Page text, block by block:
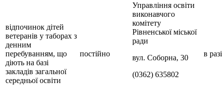
відпочинок дітей
ветеранів у таборах з
денним
перебуванням, що
діють на базі
закладів загальної
середньої освіти
постійно
Управління освіти
виконавчого
комітету
Рівненської міської
ради
вул. Соборна, 30
(0362) 635802
в